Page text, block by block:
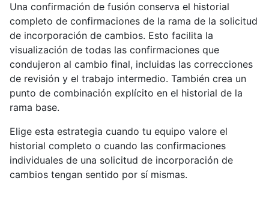
Una confirmación de fusión conserva el historial
completo de confirmaciones de la rama de la solicitud
de incorporación de cambios. Esto facilita la
visualización de todas las confirmaciones que
condujeron al cambio final, incluidas las correcciones
de revisión y el trabajo intermedio. También crea un
punto de combinación explícito en el historial de la
rama base.
Elige esta estrategia cuando tu equipo valore el
historial completo o cuando las confirmaciones
individuales de una solicitud de incorporación de
cambios tengan sentido por sí mismas.